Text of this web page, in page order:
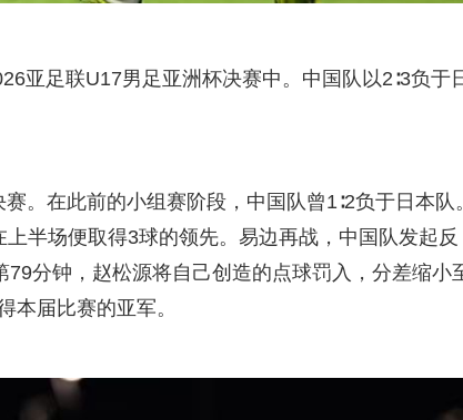
亚足联U17男足亚洲杯决赛中。中国队以2∶3负于
。在此前的小组赛阶段，中国队曾1∶2负于日本队
半场便取得3球的领先。易边再战，中国队发起反
分钟，赵松源将自己创造的点球罚入，分差缩小
本届比赛的亚军。